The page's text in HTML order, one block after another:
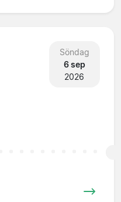
Söndag
6 sep
2026